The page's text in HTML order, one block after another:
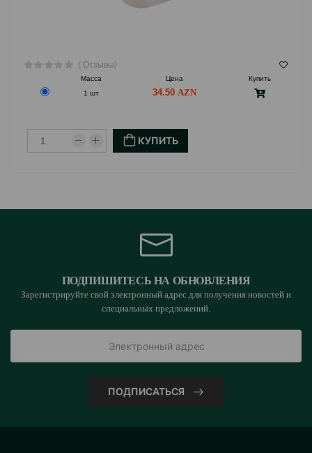
( Отзывы)
Масса Цена
Купить
1 шт
34.50
КУПИТЬ
ПОДПИШИТЕСЬ НА ОБНОВЛЕНИЯ
Зарегистрируйте свой электронный адрес для получения новостей и
специальных предложений.
ПОДПИСАТЬСЯ